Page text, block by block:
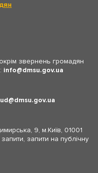
звернень громадян
info dmsu.gov.ua
dmsu.gov.ua
9, м.Київ, 01001
запити на публічну